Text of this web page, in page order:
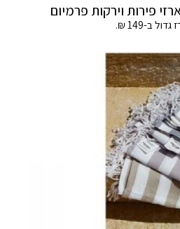
פירות וירקות פרמיום